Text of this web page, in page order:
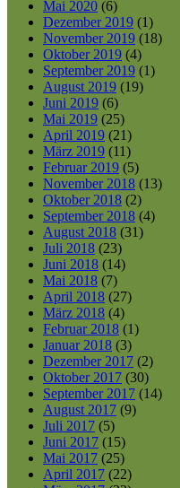
Mai 2020 (6)
Dezember 2019 (1)
November 2019 (18)
Oktober 2019 (4)
September 2019 (1)
August 2019 (19)
Juni 2019 (6)
Mai 2019 (25)
April 2019 (21)
März 2019 (11)
Februar 2019 (5)
November 2018 (13)
Oktober 2018 (2)
September 2018 (4)
August 2018 (31)
Juli 2018 (23)
Juni 2018 (14)
Mai 2018 (7)
April 2018 (27)
März 2018 (4)
Februar 2018 (1)
Januar 2018 (3)
Dezember 2017 (2)
Oktober 2017 (30)
September 2017 (14)
August 2017 (9)
Juli 2017 (5)
Juni 2017 (15)
Mai 2017 (25)
April 2017 (22)